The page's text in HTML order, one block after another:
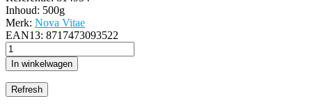
Inhoud: 500g
Merk: Nova Vitae
EAN13: 8717473093522
In winkelwagen